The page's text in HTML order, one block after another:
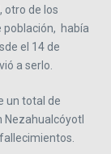
otro de los
población, había
el 14 de
a serlo.
un total de
Nezahualcóyotl